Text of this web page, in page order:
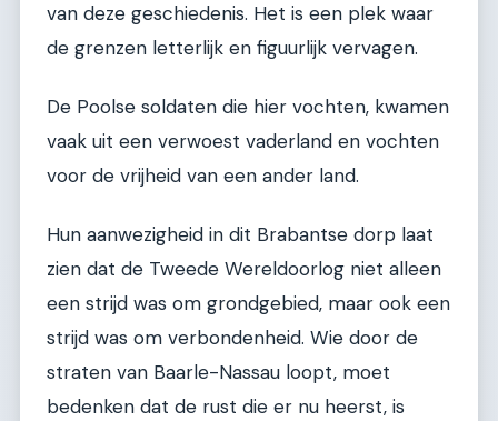
van deze geschiedenis. Het is een plek waar
de grenzen letterlijk en figuurlijk vervagen.
De Poolse soldaten die hier vochten, kwamen
vaak uit een verwoest vaderland en vochten
voor de vrijheid van een ander land.
Hun aanwezigheid in dit Brabantse dorp laat
zien dat de Tweede Wereldoorlog niet alleen
een strijd was om grondgebied, maar ook een
strijd was om verbondenheid. Wie door de
straten van Baarle-Nassau loopt, moet
bedenken dat de rust die er nu heerst, is